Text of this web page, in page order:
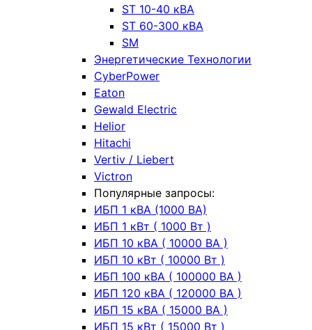
ST 10-40 кВА
ST 60-300 кВА
SM
Энергетические Технологии
CyberPower
Eaton
Gewald Electric
Helior
Hitachi
Vertiv / Liebert
Victron
Популярные запросы:
ИБП 1 кВА (1000 ВА)
ИБП 1 кВт ( 1000 Вт )
ИБП 10 кВА ( 10000 ВА )
ИБП 10 кВт ( 10000 Вт )
ИБП 100 кВА ( 100000 ВА )
ИБП 120 кВА ( 120000 ВА )
ИБП 15 кВА ( 15000 ВА )
ИБП 15 кВт ( 15000 Вт )